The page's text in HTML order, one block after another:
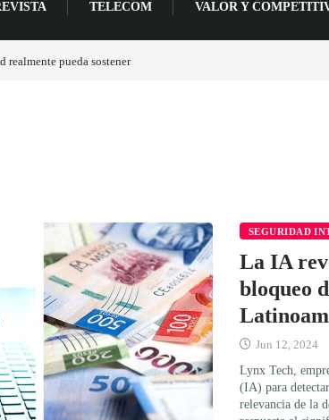
TELECOM VALOR Y
realmente pueda sostener
SEGURIDAD
La IA
bloqueo
Jun 12, 2024
Lynx Tech,
(IA) para
relevancia de la